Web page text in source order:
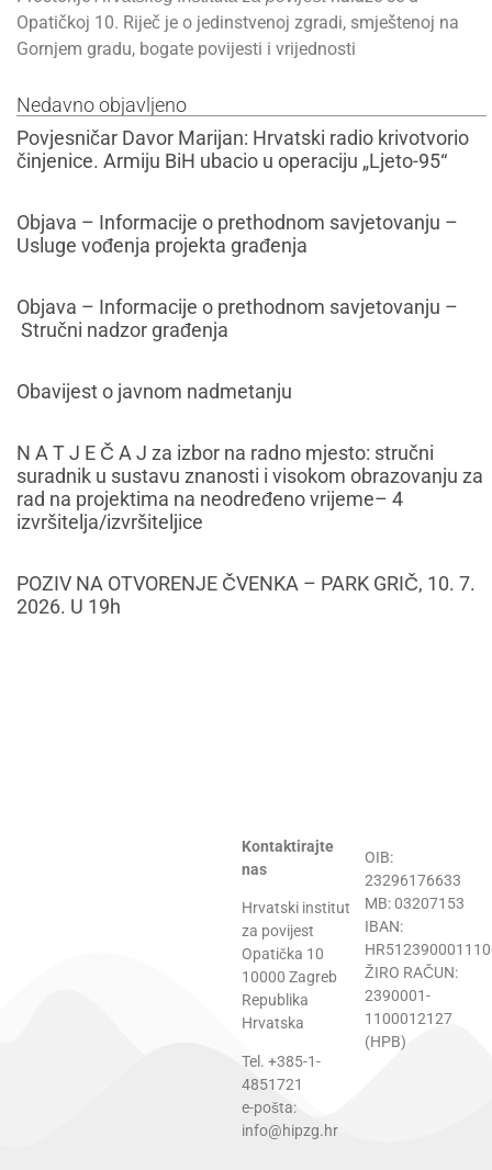
Opatičkoj 10. Riječ je o jedinstvenoj zgradi, smještenoj na
Gornjem gradu, bogate povijesti i vrijednosti
Nedavno objavljeno
Povjesničar Davor Marijan: Hrvatski radio krivotvorio
činjenice. Armiju BiH ubacio u operaciju „Ljeto-95“
Objava – Informacije o prethodnom savjetovanju –
Usluge vođenja projekta građenja
Objava – Informacije o prethodnom savjetovanju –
Stručni nadzor građenja
Obavijest o javnom nadmetanju
N A T J E Č A J za izbor na radno mjesto: stručni
suradnik u sustavu znanosti i visokom obrazovanju za
rad na projektima na neodređeno vrijeme– 4
izvršitelja/izvršiteljice
POZIV NA OTVORENJE ČVENKA – PARK GRIČ, 10. 7.
2026. U 19h
Kontaktirajte
nas
Hrvatski institut
za povijest
Opatička 10
10000 Zagreb
Republika
Hrvatska
Tel. +385-1-
4851721
e-pošta:
info@hipzg.hr
OIB:
23296176633
MB: 03207153
IBAN:
ŽIRO RAČUN:
2390001-
1100012127
(HPB)